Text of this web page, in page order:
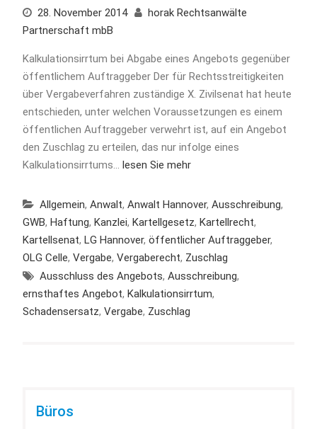
28. November 2014
horak Rechtsanwälte
Partnerschaft mbB
Kalkulationsirrtum bei Abgabe eines Angebots gegenüber
öffentlichem Auftraggeber Der für Rechtsstreitigkeiten
über Vergabeverfahren zuständige X. Zivilsenat hat heute
entschieden, unter welchen Voraussetzungen es einem
öffentlichen Auftraggeber verwehrt ist, auf ein Angebot
den Zuschlag zu erteilen, das nur infolge eines
Kalkulationsirrtums… lesen Sie mehr
Allgemein, Anwalt, Anwalt Hannover, Ausschreibung,
GWB, Haftung, Kanzlei, Kartellgesetz, Kartellrecht,
Kartellsenat, LG Hannover, öffentlicher Auftraggeber,
OLG Celle, Vergabe, Vergaberecht, Zuschlag
Ausschluss des Angebots, Ausschreibung,
ernsthaftes Angebot, Kalkulationsirrtum,
Schadensersatz, Vergabe, Zuschlag
Büros